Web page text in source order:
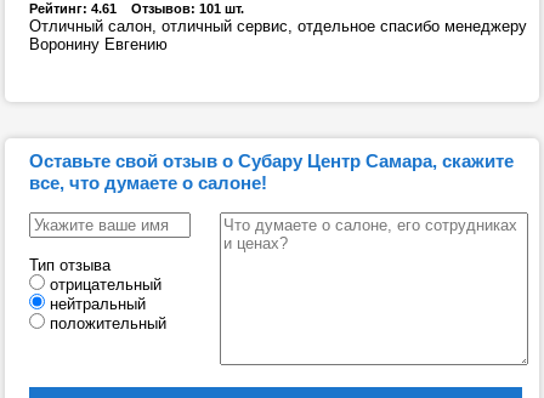
Рейтинг: 4.61 Отзывов: 101 шт.
Отличный салон, отличный сервис, отдельное спасибо менеджеру
Воронину Евгению
Оставьте свой отзыв о Субару Центр Самара, скажите
все, что думаете о салоне!
Тип отзыва
отрицательный
нейтральный
положительный